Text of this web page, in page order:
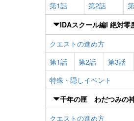
第1話
第2話
IDAスクール編I 絶対零
クエストの進め方
第1話
第2話 第3話
特殊・隠しイベント
千年の匣 わだつみの
クエストの進め方